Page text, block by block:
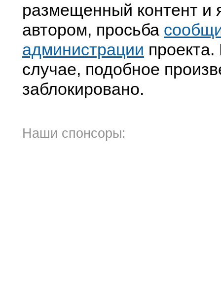
размещенный контент и
автором, просьба
администрации
случае, подобное
заблокировано.
Наши спонсоры: